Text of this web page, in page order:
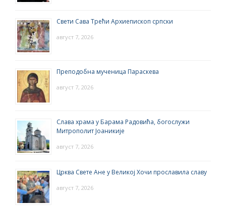
Свети Сава Трећи Архиепископ српски
август 7, 2026
Преподобна мученица Параскева
август 7, 2026
Слава храма у Барама Радовића, богослужи
Митрополит Јоаникије
август 7, 2026
Црква Свете Ане у Великој Хочи прославила славу
август 7, 2026